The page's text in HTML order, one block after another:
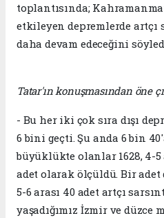
toplantısında;
etkileyen depremlerde artçı
daha devam edeceğini
Tatar'ın konuşmasından öne
- Bu her iki çok sıra dışı
6 bini geçti. Şu anda 6 bin
büyüklükte olanlar 1628, 4-5
adet olarak ölçüldü. Bir adet
5-6 arası 40 adet artçı
yaşadığımız İzmir ve